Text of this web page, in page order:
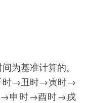
基准计算的。
时→丑时→寅时→
申时→酉时→戌